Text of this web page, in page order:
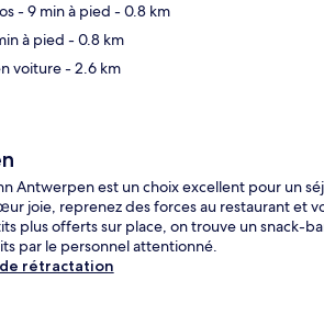
- 9 min à pied - 0.8 km
à pied - 0.8 km
voiture- 2.6 km
Antwerpen est un choix excellent pour un
joie, reprenez des forces au restaurant et
plus offerts sur place, on trouve un snack-
par le personnel attentionné.
rétractation